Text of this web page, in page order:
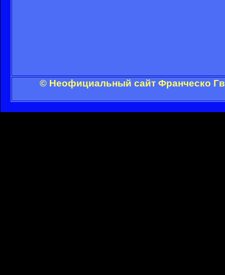
© Неофициальный сайт Франческо